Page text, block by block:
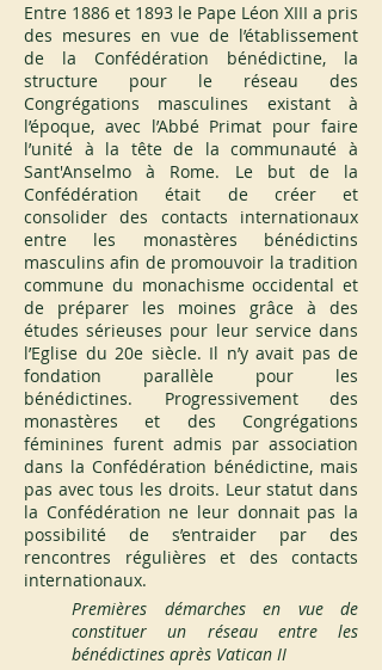
Entre 1886 et 1893 le Pape Léon XIII a pris
des mesures en vue de l’établissement
de la Confédération bénédictine, la
structure pour le réseau des
Congrégations masculines existant à
l’époque, avec l’Abbé Primat pour faire
l’unité à la tête de la communauté à
Sant'Anselmo à Rome. Le but de la
Confédération était de créer et
consolider des contacts internationaux
entre les monastères bénédictins
masculins afin de promouvoir la tradition
commune du monachisme occidental et
de préparer les moines grâce à des
études sérieuses pour leur service dans
l’Eglise du 20e siècle. Il n’y avait pas de
fondation parallèle pour les
bénédictines. Progressivement des
monastères et des Congrégations
féminines furent admis par association
dans la Confédération bénédictine, mais
pas avec tous les droits. Leur statut dans
la Confédération ne leur donnait pas la
possibilité de s’entraider par des
rencontres régulières et des contacts
internationaux.
Premières démarches en vue de
constituer un réseau entre les
bénédictines après Vatican II